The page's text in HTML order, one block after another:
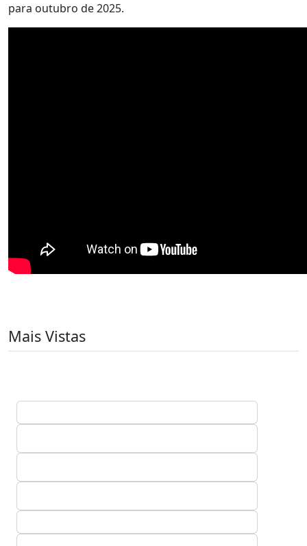
para outubro de 2025.
Mais Vistas